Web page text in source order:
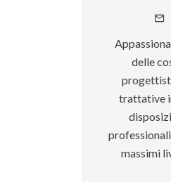
delle
trattative
massimi